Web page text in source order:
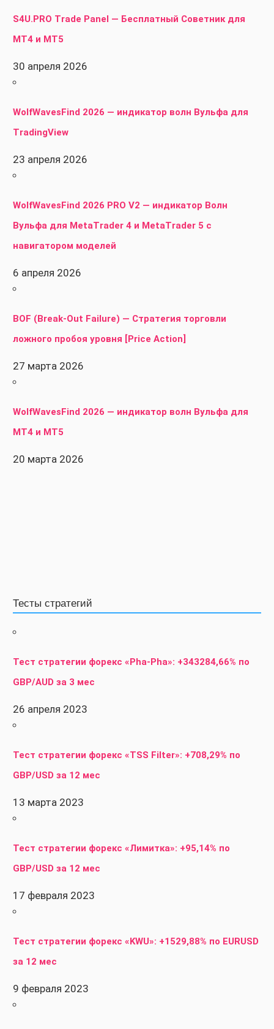
S4U.PRO Trade Panel — Бесплатный Советник для
MT4 и MT5
30 апреля 2026
WolfWavesFind 2026 — индикатор волн Вульфа для
TradingView
23 апреля 2026
WolfWavesFind 2026 PRO V2 — индикатор Волн
Вульфа для MetaTrader 4 и MetaTrader 5 с
навигатором моделей
6 апреля 2026
BOF (Break-Out Failure) — Стратегия торговли
ложного пробоя уровня [Price Action]
27 марта 2026
WolfWavesFind 2026 — индикатор волн Вульфа для
MT4 и MT5
20 марта 2026
Тесты стратегий
Тест стратегии форекс «Pha-Pha»: +343284,66% по
GBP/AUD за 3 мес
26 апреля 2023
Тест стратегии форекс «TSS Filter»: +708,29% по
GBP/USD за 12 мес
13 марта 2023
Тест стратегии форекс «Лимитка»: +95,14% по
GBP/USD за 12 мес
17 февраля 2023
Тест стратегии форекс «KWU»: +1529,88% по EURUSD
за 12 мес
9 февраля 2023